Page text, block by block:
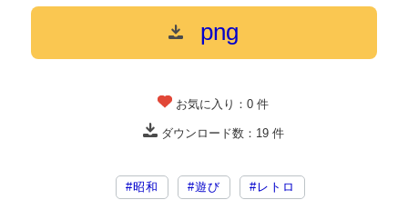
png
お気に入り：0 件
ダウンロード数： 19件
#昭和 #遊び #レトロ